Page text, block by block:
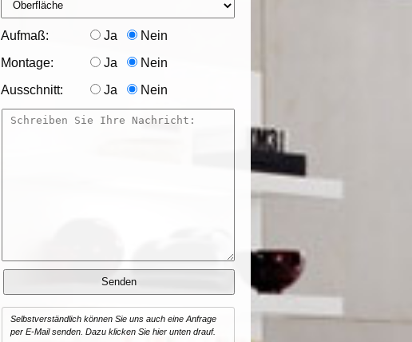
Aufmaß: Ja Nein
Montage: Ja Nein
Ausschnitt: Ja Nein
Selbstverständlich können Sie uns auch eine Anfrage
per E-Mail senden. Dazu klicken Sie hier unten drauf.